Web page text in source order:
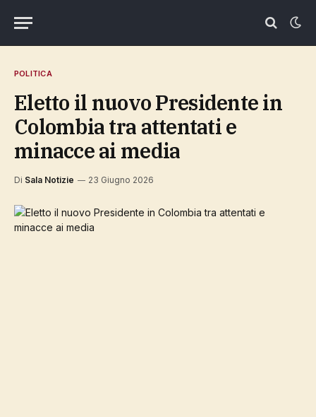
POLITICA
Eletto il nuovo Presidente in
Colombia tra attentati e
minacce ai media
Di Sala Notizie 23 Giugno 2026